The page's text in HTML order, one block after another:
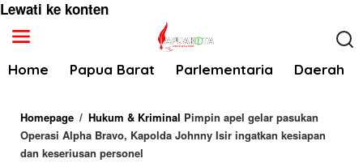
Lewati ke konten
Home Papua Barat Parlementaria Daerah
Homepage / Hukum & Kriminal Pimpin apel gelar pasukan
Operasi Alpha Bravo, Kapolda Johnny Isir ingatkan kesiapan
dan keseriusan personel